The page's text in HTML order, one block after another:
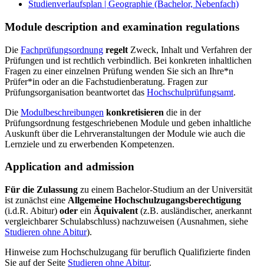
Studienverlaufsplan | Geographie (Bachelor, Nebenfach)
Module description and examination regulations
Die Fachprüfungsordnung regelt Zweck, Inhalt und Verfahren der
Prüfungen und ist rechtlich verbindlich. Bei konkreten inhaltlichen
Fragen zu einer einzelnen Prüfung wenden Sie sich an Ihre*n
Prüfer*in oder an die Fachstudienberatung. Fragen zur
Prüfungsorganisation beantwortet das Hochschulprüfungsamt.
Die Modulbeschreibungen konkretisieren die in der
Prüfungsordnung festgeschriebenen Module und geben inhaltliche
Auskunft über die Lehrveranstaltungen der Module wie auch die
Lernziele und zu erwerbenden Kompetenzen.
Application and admission
Für die Zulassung zu einem Bachelor-Studium an der Universität
ist zunächst eine Allgemeine Hochschulzugangsberechtigung
(i.d.R. Abitur) oder ein Äquivalent (z.B. ausländischer, anerkannt
vergleichbarer Schulabschluss) nachzuweisen (Ausnahmen, siehe
Studieren ohne Abitur).
Hinweise zum Hochschulzugang für beruflich Qualifizierte finden
Sie auf der Seite Studieren ohne Abitur.